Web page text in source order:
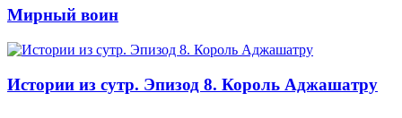
Мирный воин
Истории из сутр. Эпизод 8. Король Аджашатру